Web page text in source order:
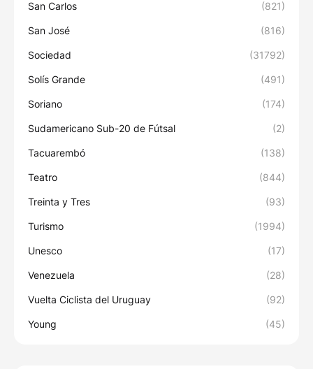
San Carlos (821)
San José (816)
Sociedad (31792)
Solís Grande (491)
Soriano (174)
Sudamericano Sub-20 de Fútsal (2)
Tacuarembó (138)
Teatro (844)
Treinta y Tres (93)
Turismo (1994)
Unesco (17)
Venezuela (28)
Vuelta Ciclista del Uruguay (92)
Young (45)